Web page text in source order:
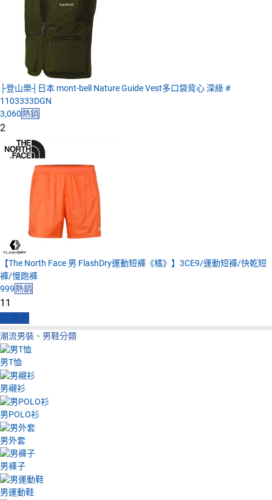
├登山樂┤日本 mont-bell Nature Guide Vest多口袋背心 深綠 #
1103333DGN
3,060熱銷
2
【The North Face 男 FlashDry運動短褲《橘》】3CE9/運動短褲/快乾短
褲/慢跑褲
999熱銷
11
看更多
潮流男裝、男鞋分類
男T恤
男襯衫
男POLO衫
男外套
男褲子
男運動鞋